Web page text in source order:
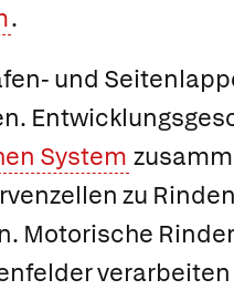
.
und
.
System
zu
Motorische
verarbeiten